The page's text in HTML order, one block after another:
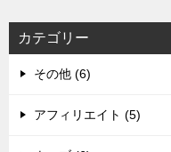
カテゴリー
その他 (6)
アフィリエイト (5)